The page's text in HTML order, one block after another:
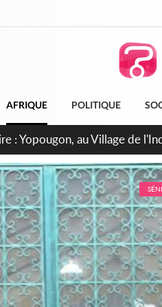
AFRIQUE POLITIQUE
: CHU de Treichville, après
les arriérés du SMIG 2023